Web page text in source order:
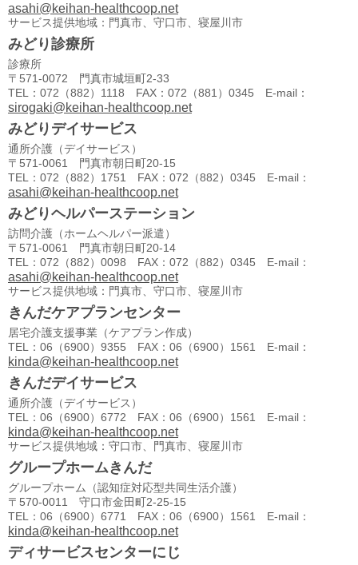
asahi@keihan-healthcoop.net
サービス提供地域：門真市、守口市、寝屋川市
みどり診療所
診療所
〒571-0072 門真市城垣町2-33
TEL：072（882）1118 FAX：072（881）0345 E-mail：
sirogaki@keihan-healthcoop.net
みどりデイサービス
通所介護（デイサービス）
〒571-0061 門真市朝日町20-15
TEL：072（882）1751 FAX：072（882）0345 E-mail：
asahi@keihan-healthcoop.net
みどりヘルパーステーション
訪問介護（ホームヘルパー派遣）
〒571-0061 門真市朝日町20-14
TEL：072（882）0098 FAX：072（882）0345 E-mail：
asahi@keihan-healthcoop.net
サービス提供地域：門真市、守口市、寝屋川市
きんだケアプランセンター
居宅介護支援事業（ケアプラン作成）
TEL：06（6900）9355 FAX：06（6900）1561 E-mail：
kinda@keihan-healthcoop.net
きんだデイサービス
通所介護（デイサービス）
TEL：06（6900）6772 FAX：06（6900）1561 E-mail：
kinda@keihan-healthcoop.net
サービス提供地域：守口市、門真市、寝屋川市
グループホームきんだ
グループホーム（認知症対応型共同生活介護）
〒570-0011 守口市金田町2-25-15
TEL：06（6900）6771 FAX：06（6900）1561 E-mail：
kinda@keihan-healthcoop.net
ディサービスセンターにじ